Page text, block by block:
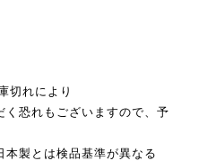
切れにより
恐れもございますので、予
本製とは検品基準が異なる